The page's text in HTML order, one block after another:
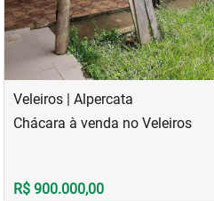
Veleiros | Alpercata
Chácara à venda no Veleiros
R$ 900.000,00